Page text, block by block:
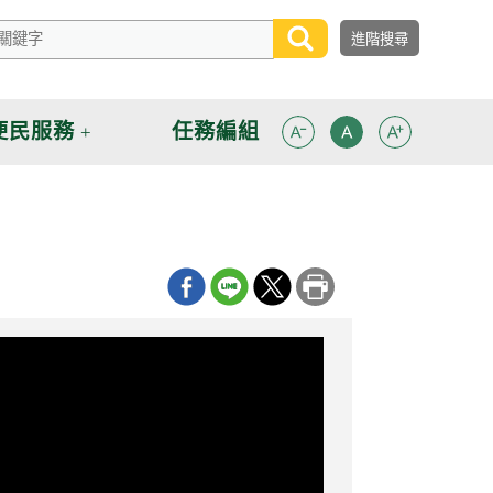
民服務 任務編組